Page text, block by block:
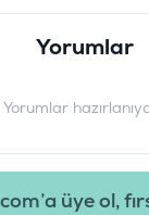
Yorumlar
Yorumlar
üye ol,